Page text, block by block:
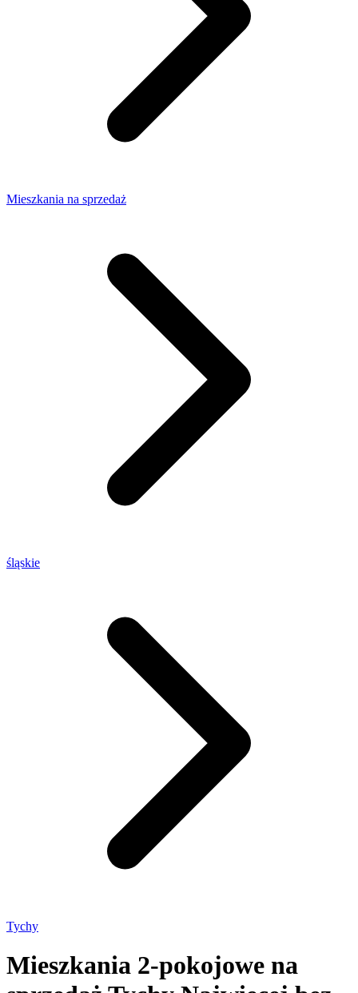
Mieszkania na sprzedaż
śląskie
Tychy
Mieszkania 2-pokojowe na